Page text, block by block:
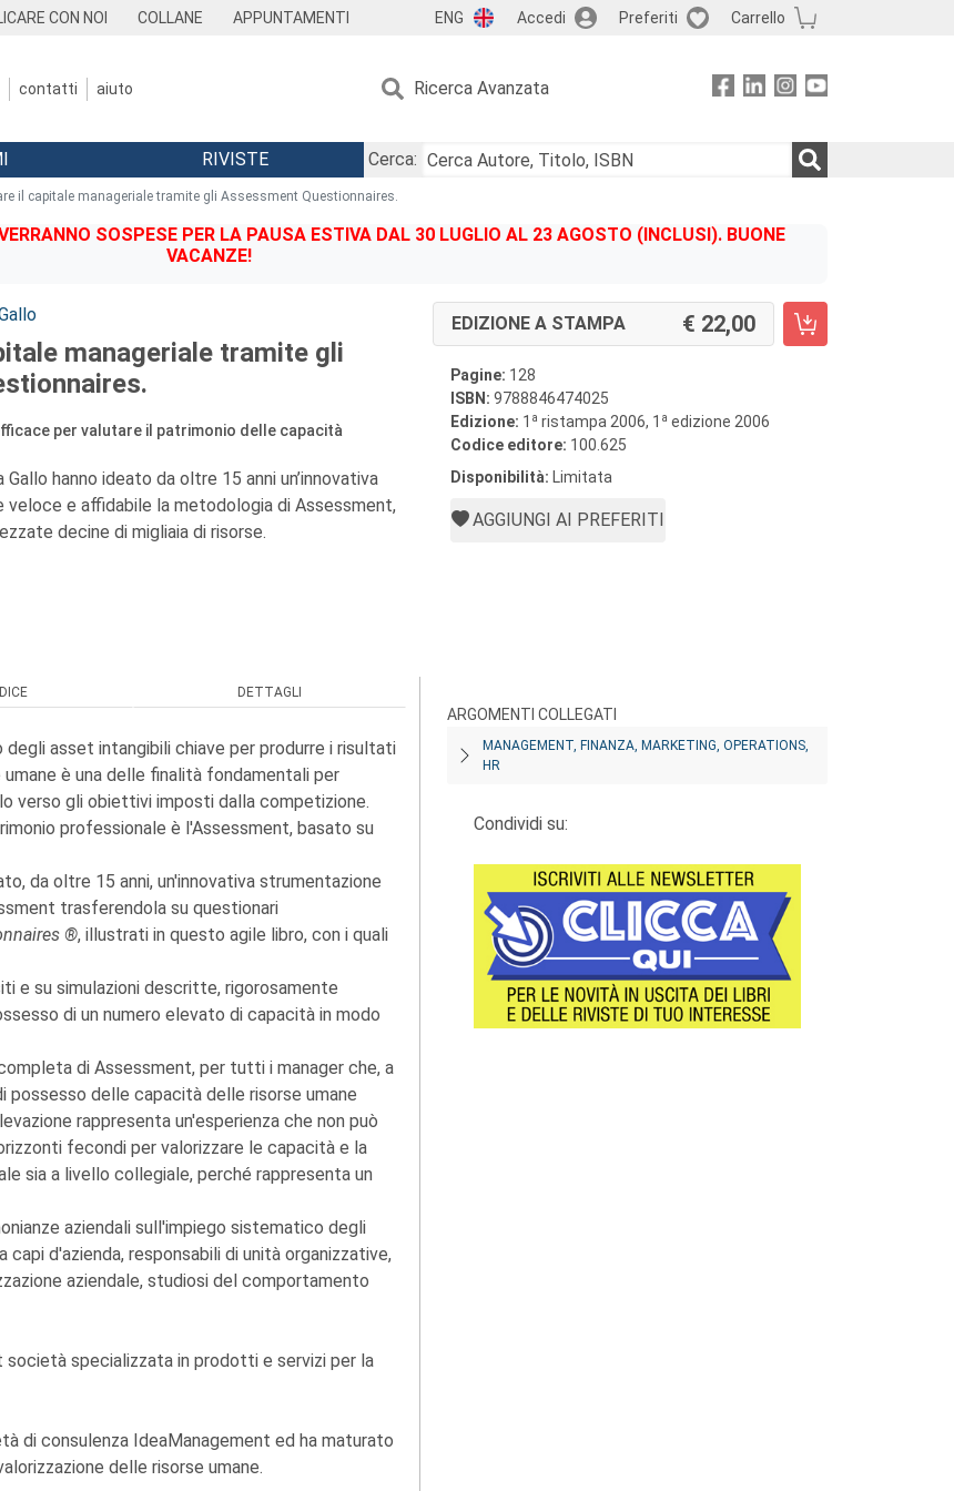
CON NOI COLLANE APPUNTAMENTI ENG Accedi Preferiti Carrello
contatti aiuto Ricerca Avanzata
RIVISTE
Cerca:
il capitale manageriale tramite gli Assessment Questionnaires.
SOSPESE PER LA PAUSA ESTIVA DAL 30 LUGLIO AL 23 AGOSTO (INCLUSI). BUONE
VACANZE!
manageriale tramite gli
per valutare il patrimonio delle capacità
Gallo hanno ideato da oltre 15 anni un’innovativa
veloce e affidabile la metodologia di Assessment,
decine di migliaia di risorse.
EDIZIONE A STAMPA 22,00
Pagine: 128
ISBN: 9788846474025
Edizione: 1 a ristampa 2006, 1 a edizione 2006
Codice editore: 100.625
Disponibilità: Limitata
AGGIUNGI AI PREFERITI
DETTAGLI
asset intangibili chiave per produrre i risultati
è una delle finalità fondamentali per
verso gli obiettivi imposti dalla competizione.
professionale è l'Assessment, basato su
da oltre 15 anni, un'innovativa strumentazione
trasferendola su questionari
®, illustrati in questo agile libro, con i quali
e su simulazioni descritte, rigorosamente
di un numero elevato di capacità in modo
di Assessment, per tutti i manager che, a
delle capacità delle risorse umane
rappresenta un'esperienza che non può
fecondi per valorizzare le capacità e la
sia a livello collegiale, perché rappresenta un
aziendali sull'impiego sistematico degli
capi d'azienda, responsabili di unità organizzative,
aziendale, studiosi del comportamento
società specializzata in prodotti e servizi per la
di consulenza IdeaManagement ed ha maturato
delle risorse umane.
ARGOMENTI COLLEGATI
MANAGEMENT, FINANZA, MARKETING, OPERATIONS,
HR
Condividi su: